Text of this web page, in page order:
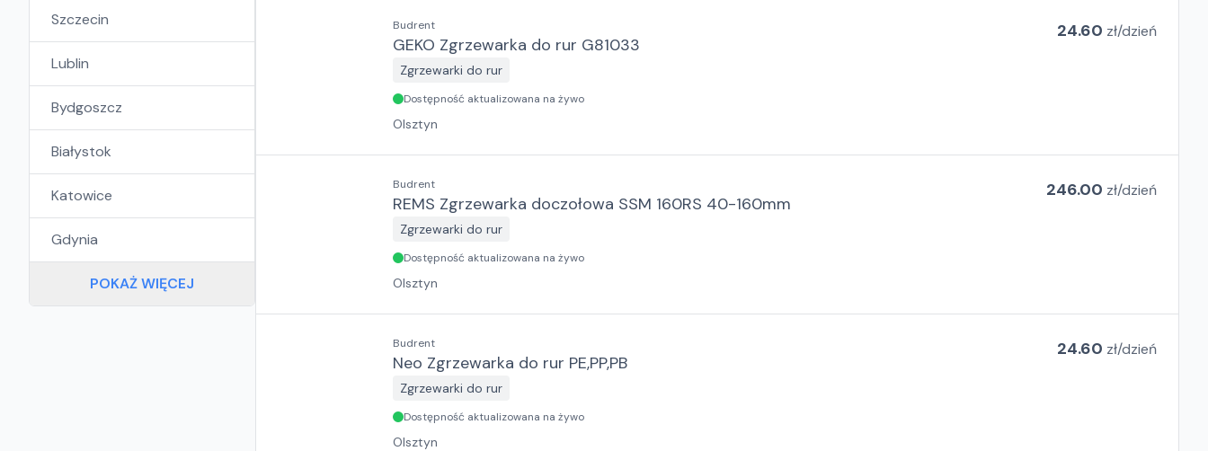
Budrent
GEKO Zgrzewarka do rur G81033
Zgrzewarki do rur
24.60 zł/dzień
Dostępność aktualizowana na żywo
Olsztyn
Budrent
REMS Zgrzewarka doczołowa SSM 160RS 40-160mm
Zgrzewarki do rur
246.00 zł/dzień
Dostępność aktualizowana na żywo
Olsztyn
Budrent
Neo Zgrzewarka do rur PE,PP,PB
Zgrzewarki do rur
24.60 zł/dzień
Dostępność aktualizowana na żywo
Olsztyn
Szczecin
Lublin
Bydgoszcz
Białystok
Katowice
Gdynia
POKAŻ WIĘCEJ